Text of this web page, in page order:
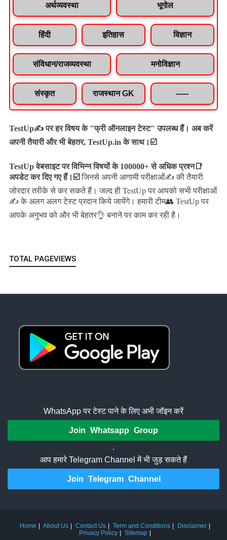
अर्थव्यवस्था भूगोल
हिंदी इतिहास विज्ञान
संविधान/राजव्यवस्था मनोविज्ञान
संस्कृत राजस्थान GK -----
TestUp✍️ पर हर विषय के "फ्री ऑनलाइन टेस्ट" उपलब्ध हैं। अब करें
अपनी तैयारी और भी बेहतर, TestUp.in के साथ।☑️
TestUp वेबसाइट पर विभिन्न विषयों के 100000+ से अधिक प्रश्न📑
अपडेट कर दिए गए हैं। ☑️ जिनसे अपनी आगामी परीक्षाओं✍️ की तैयारी
जोरदार तरीके से कर सकते हैं।जल्द ही TestUp पर आपको सभी परीक्षाओं
✍️ के अलग अलग टेस्ट प्रदान किये जायेंगे। हमारी टीम👥 TestUp पर
आपके अनुभव को और भी बेहतर👌 बनाने पर काम कर रही है।
TOTAL PAGEVIEWS
WhatsApp पर टेस्ट पाने के लिए अभी जॉइन करें
Join Whatsapp Group
.
आप हमारे Telegram Channel में भी जुड़ सकते हैं
Join Telegram Channel
Home About Us Contact Us Term and Conditions
Disclaimer
Privacy Policy
Sitemap